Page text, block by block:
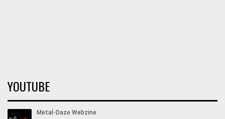
YOUTUBE